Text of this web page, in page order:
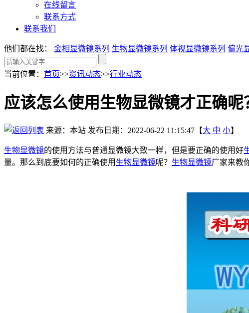
在线留言
联系方式
联系我们
他们都在找： 金相显微镜系列 生物显微镜系列 体视显微镜系列 偏光
当前位置 ： 首页>>资讯动态>>行业动态
应该怎么使用生物显微镜才正确呢
来源：本站 发布日期：2022-06-22 11:15:47【大 中 小】
生物显微镜的使用方法与普通显微镜大致一样，但是要正确的使用好
量。那么到底要如何的正确使用 生物显微镜呢？ 生物显微镜厂家来教